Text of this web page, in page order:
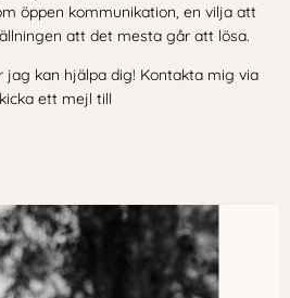
öppen kommunikation, en vilja att
att det mesta går att lösa.
jag kan hjälpa dig! Kontakta mig via
ett mejl till